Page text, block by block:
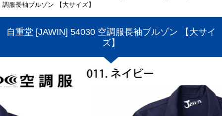
調服長袖ブルゾン 【大サイズ】
自重堂 [JAWIN] 54030 空調服長袖ブルゾン 【大サイ
ズ】